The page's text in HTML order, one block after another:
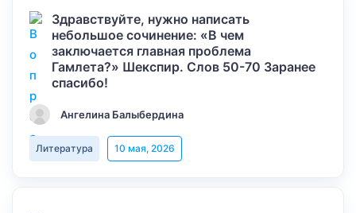
Здравствуйте, нужно написать
небольшое сочинение: «В чем
заключается главная проблема
Гамлета?» Шекспир. Слов 50-70 Заранее
спасибо!
Ангелина Балыбердина
Литература 10 мая, 2026